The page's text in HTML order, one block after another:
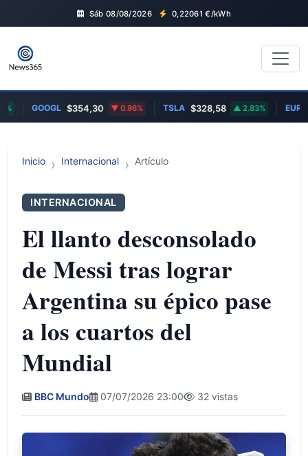
Sáb 08/08/2026 0,22061 €/kWh
GOOGL $354,30 0.96% TSLA $328,58 2.83% EUR/
Inicio Internacional Artículo
INTERNACIONAL
El llanto desconsolado
de Messi tras lograr
Argentina su épico pase
a los cuartos del
Mundial
BBC Mundo 07/07/2026 23:00 32 vistas